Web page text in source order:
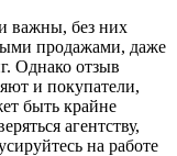
важны, без них
продажами, даже
Однако отзыв
и покупатели,
быть крайне
агентству,
на работе